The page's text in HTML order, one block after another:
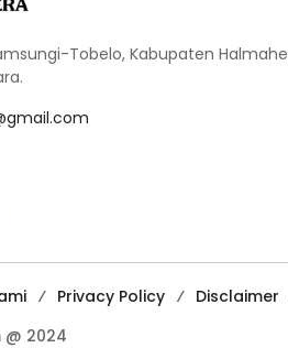
Tobelo, Kabupaten
Privacy Policy Disclaimer
2024